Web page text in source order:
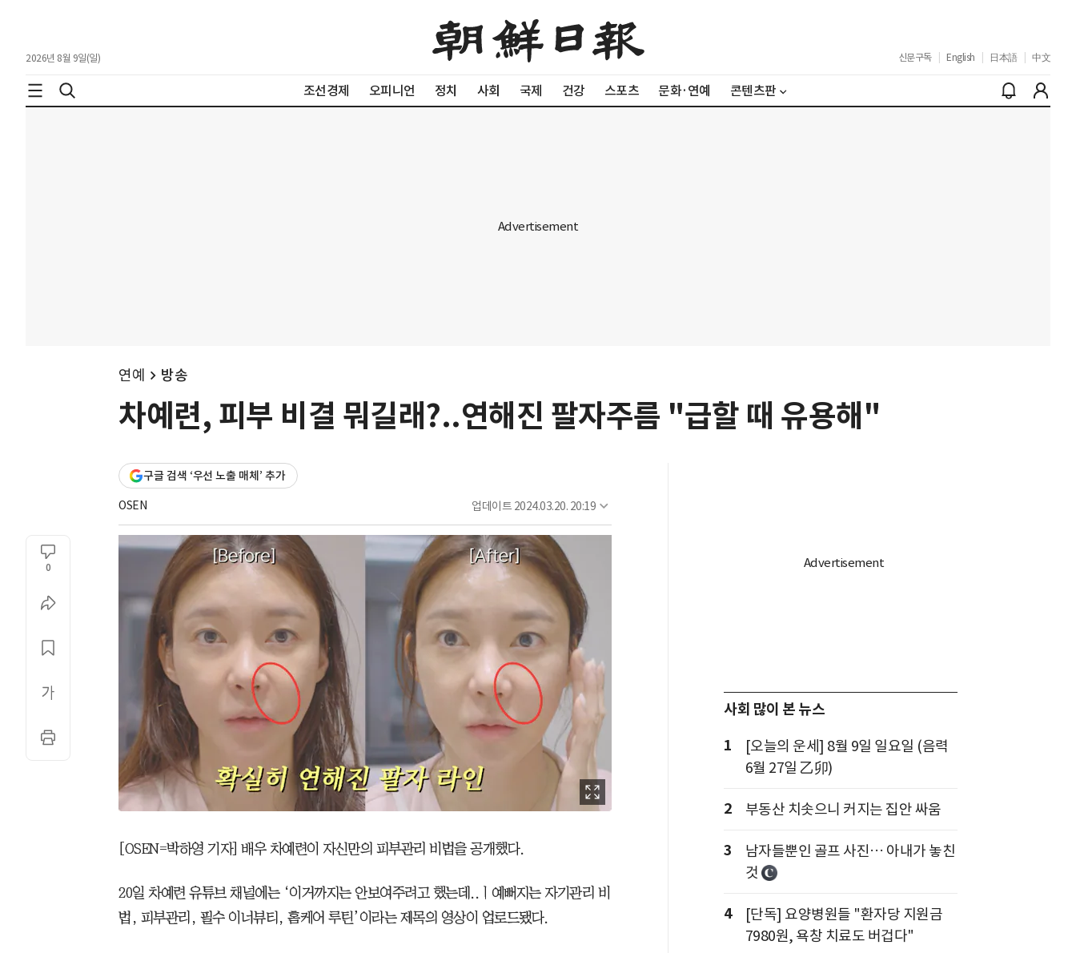
2026년 8월 9일(일) 신문구독 English 日本語 中文
조선경제 오피니언 정치 사회 국제 건강 스포츠 문화·연예 콘텐츠판
연예 방송
차예련, 피부 비결 뭐길래?..연해진 팔자주름 "급할 때 유용해"
구글 검색 ‘우선 노출 매체’ 추가
OSEN 업데이트 2024.03.20. 20:19
0
[OSEN=박하영 기자] 배우 차예련이 자신만의 피부관리 비법을 공개했다.
20일 차예련 유튜브 채널에는 ‘이거까지는 안보여주려고 했는데..ㅣ예뻐지는 자기관리 비
법, 피부관리, 필수 이너뷰티, 홈케어 루틴’이라는 제목의 영상이 업로드됐다.
사회 많이 본 뉴스
1
[오늘의 운세] 8월 9일 일요일 (음력
6월 27일 乙卯)
2 부동산 치솟으니 커지는 집안 싸움
3
남자들뿐인 골프 사진… 아내가 놓친
것
4
[단독] 요양병원들 "환자당 지원금
7980원, 욕창 치료도 버겁다"